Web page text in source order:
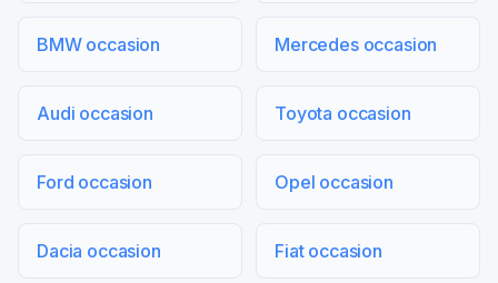
BMW occasion Mercedes occasion
Audi occasion Toyota occasion
Ford occasion Opel occasion
Dacia occasion Fiat occasion